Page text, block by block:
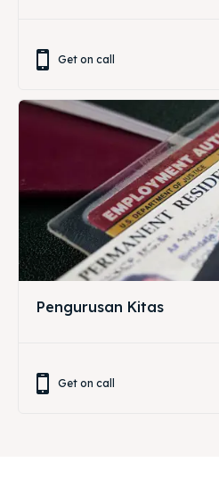
Get on call
Pengurusan Kitas
Get on call